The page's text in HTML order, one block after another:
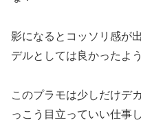
影になるとコッソリ感が
デルとしては良かったよう
このプラモは少しだけデ
っこう目立っていい仕事